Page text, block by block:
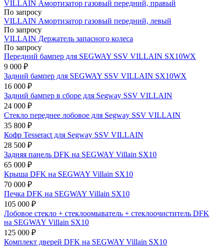
VILLAIN Амортизатор газовый передний, правый
По запросу
VILLAIN Амортизатор газовый передний, левый
По запросу
VILLAIN Держатель запасного колеса
По запросу
Передний бампер для SEGWAY SSV VILLAIN SX10WX
9 000 ₽
Задний бампер для SEGWAY SSV VILLAIN SX10WX
16 000 ₽
Задний бампер в сборе для Segway SSV VILLAIN
24 000 ₽
Стекло переднее лобовое для Segway SSV VILLAIN
35 800 ₽
Кофр Tesseract для Segway SSV VILLAIN
28 500 ₽
Задняя панель DFK на SEGWAY Villain SX10
65 000 ₽
Крыша DFK на SEGWAY Villain SX10
70 000 ₽
Печка DFK на SEGWAY Villain SX10
105 000 ₽
Лобовое стекло + стеклоомыватель + стеклоочиститель DFK
на SEGWAY Villain SX10
125 000 ₽
Комплект дверей DFK на SEGWAY Villain SX10